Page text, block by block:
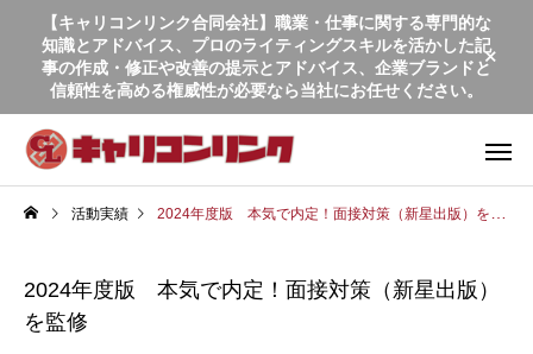
【キャリコンリンク合同会社】職業・仕事に関する専門的な
知識とアドバイス、プロのライティングスキルを活かした記
事の作成・修正や改善の提示とアドバイス、企業ブランドと
信頼性を高める権威性が必要なら当社にお任せください。
活動実績 2024年度版 本気で内定！面接対策（新星出版）を監修
2024年度版 本気で内定！面接対策（新星出版）
を監修